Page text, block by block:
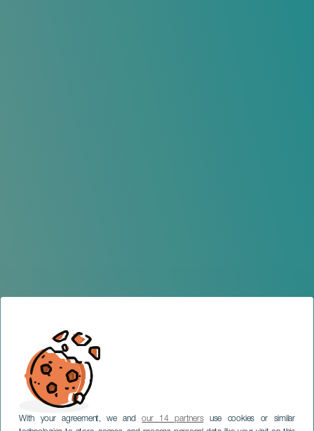
With your agreement, we andour 14 partnersuse cookies or similar